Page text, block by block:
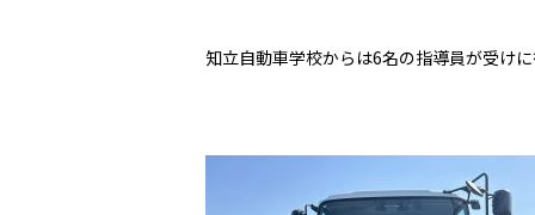
知立自動車学校からは6名の指導員が受け